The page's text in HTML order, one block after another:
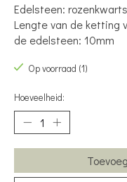
Edelsteen: rozenkwarts
Lengte van de ketting
de edelsteen: 10mm
Op voorraad (1)
Hoeveelheid: